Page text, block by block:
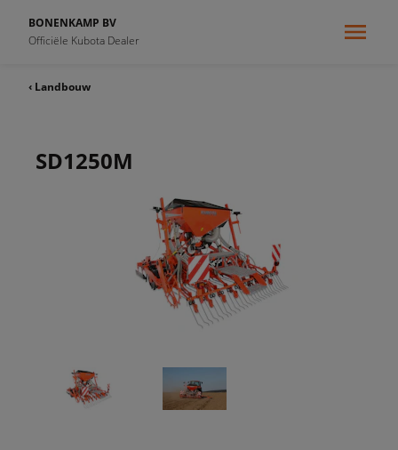
BONENKAMP BV
Officiële Kubota Dealer
‹ Landbouw
SD1250M